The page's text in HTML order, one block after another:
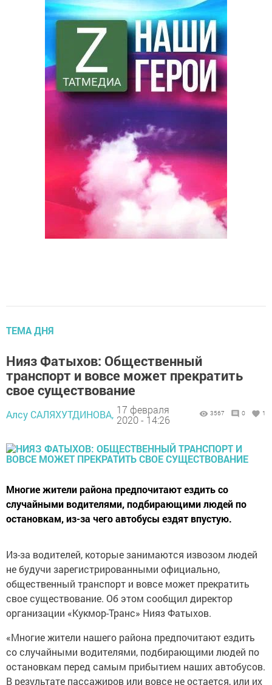
ТЕМА ДНЯ
Нияз Фатыхов: Общественный
транспорт и вовсе может прекратить
свое существование
Алсу САЛЯХУТДИНОВА, 17 февраля
2020 - 14:26
3567 0 1
Многие жители района предпочитают ездить со
случайными водителями, подбирающими людей по
остановкам, из-за чего автобусы ездят впустую.
Из-за водителей, которые занимаются извозом людей
не будучи зарегистрированными официально,
общественный транспорт и вовсе может прекратить
свое существование. Об этом сообщил директор
организации «Кукмор-Транс» Нияз Фатыхов.
«Многие жители нашего района предпочитают ездить
со случайными водителями, подбирающими людей по
остановкам перед самым прибытием наших автобусов.
В результате пассажиров или вовсе не остается, или их